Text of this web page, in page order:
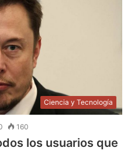
Ciencia y Tecnología
160
los usuarios que